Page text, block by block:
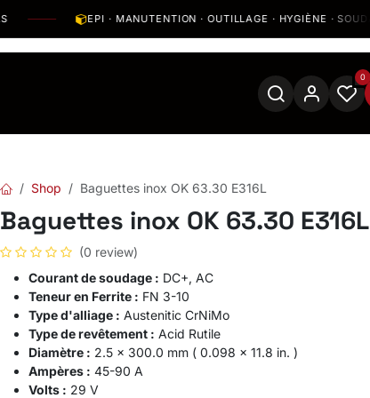
EPI · MANUTENTION · OUTILLAGE · HYGIÈNE · SOUDAGE
0
Shop Baguettes inox OK 63.30 E316L
Baguettes inox OK 63.30 E316L
(0 review)
Courant de soudage : DC+, AC
Teneur en Ferrite : FN 3-10
Type d'alliage : Austenitic CrNiMo
Type de revêtement : Acid Rutile
Diamètre : 2.5 x 300.0 mm ( 0.098 x 11.8 in. )
Ampères : 45-90 A
Volts : 29 V